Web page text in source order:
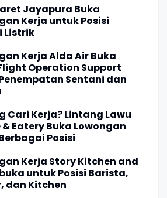
Jayapura Buka
Kerja untuk Posisi
Listrik
Kerja Alda Air Buka
Operation Support
Sentani dan
Cari Kerja? Lintang Lawu
Eatery Buka Lowongan
Posisi
Kerja Story Kitchen and
untuk Posisi Barista,
dan Kitchen